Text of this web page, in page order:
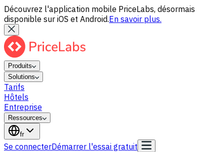
Découvrez l'application mobile PriceLabs, désormais
disponible sur iOS et Android.En savoir plus.
Produits
Solutions
Tarifs
Hôtels
Entreprise
Ressources
fr
Se connecterDémarrer l'essai gratuit